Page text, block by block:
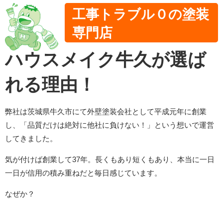
するならハウスメイク
牛久へ
工事トラブル０の塗装
専門店
ハウスメイク牛久が選ば
れる理由！
弊社は茨城県牛久市にて外壁塗装会社として平成元年に創業
し、「品質だけは絶対に他社に負けない！」という想いで運営
してきました。
気が付けば創業して37年。長くもあり短くもあり、本当に一日
一日が信用の積み重ねだと毎日感じています。
なぜか？